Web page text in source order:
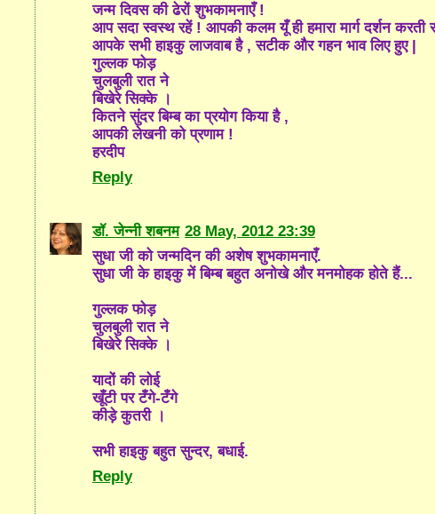
जन्म दिवस की ढेरों शुभकामनाएँ !
आप सदा स्वस्थ रहें ! आपकी कलम यूँ ही हमारा मार्ग दर्शन करती
आपके सभी हाइकु लाजवाब है , सटीक और गहन भाव लिए हुए |
गुल्लक फोड़
चुलबुली रात ने
बिखेरे सिक्के ।
कितने सुंदर बिम्ब का प्रयोग किया है ,
आपकी लेखनी को प्रणाम !
हरदीप
Reply
डॉ. जेन्नी शबनम 28 May, 2012 23:39
सुधा जी को जन्मदिन की अशेष शुभकामनाएँ.
सुधा जी के हाइकु में बिम्ब बहुत अनोखे और मनमोहक होते हैं...
गुल्लक फोड़
चुलबुली रात ने
बिखेरे सिक्के ।
यादों की लोई
खूँटी पर टँगे-टँगे
कीड़े कुतरी ।
सभी हाइकु बहुत सुन्दर, बधाई.
Reply